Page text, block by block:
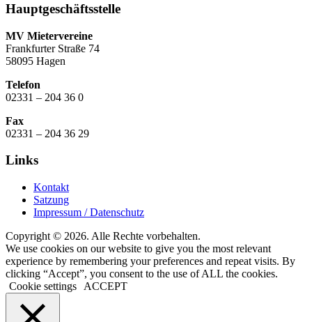
Hauptgeschäftsstelle
MV Mietervereine
Frankfurter Straße 74
58095 Hagen
Telefon
02331 – 204 36 0
Fax
02331 – 204 36 29
Links
Kontakt
Satzung
Impressum / Datenschutz
Copyright © 2026. Alle Rechte vorbehalten.
We use cookies on our website to give you the most relevant
experience by remembering your preferences and repeat visits. By
clicking “Accept”, you consent to the use of ALL the cookies.
Cookie settings
ACCEPT